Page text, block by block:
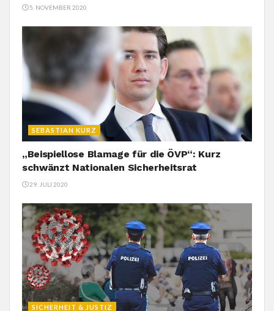
5. NOVEMBER 2020
SEBASTIAN KURZ
„Beispiellose Blamage für die ÖVP“: Kurz
schwänzt Nationalen Sicherheitsrat
29. JULI 2020
SICHERHEIT & JUSTIZ